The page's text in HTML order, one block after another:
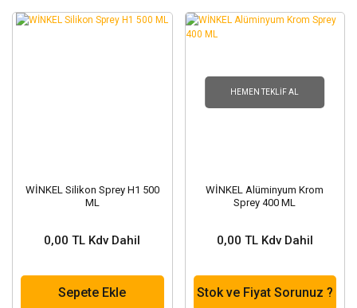
WİNKEL Silikon Sprey H1 500
ML
0,00 TL Kdv Dahil
Sepete Ekle
HEMEN TEKLIF AL
WİNKEL Alüminyum Krom
Sprey 400 ML
0,00 TL Kdv Dahil
Stok ve Fiyat Sorunuz ?